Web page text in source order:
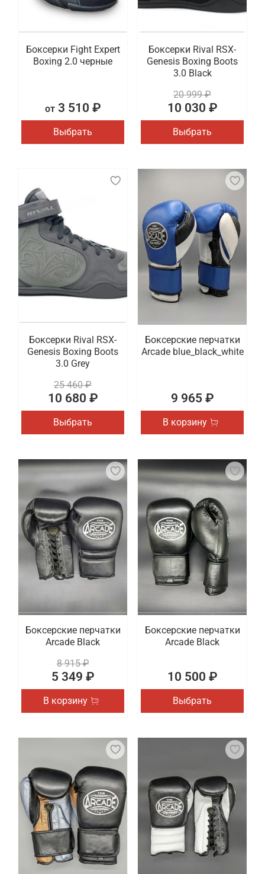
Боксерки Fight Expert
Boxing 2.0 черные
от3 510 ₽
Выбрать
Боксерки Rival RSX-
Genesis Boxing Boots
3.0 Black
20 999 ₽
10 030 ₽
Выбрать
Боксерки Rival RSX-
Genesis Boxing Boots
3.0 Grey
25 460 ₽
10 680 ₽
Выбрать
Боксерские перчатки
Arcade blue_black_white
9 965 ₽
В корзину
Боксерские перчатки
Arcade Black
8 915 ₽
5 349 ₽
В корзину
Боксерские перчатки
Arcade Black
10 500 ₽
Выбрать